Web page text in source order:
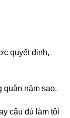
quyết định,
năm sao.
cậu đủ làm tôi